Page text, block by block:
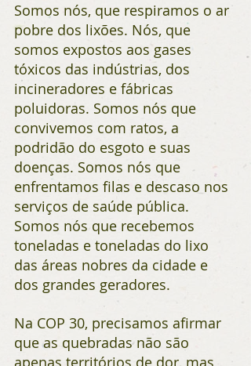
Somos nós, que respiramos o ar
pobre dos lixões. Nós, que
somos expostos aos gases
tóxicos das indústrias, dos
incineradores e fábricas
poluidoras. Somos nós que
convivemos com ratos, a
podridão do esgoto e suas
doenças. Somos nós que
enfrentamos filas e descaso nos
serviços de saúde pública.
Somos nós que recebemos
toneladas e toneladas do lixo
das áreas nobres da cidade e
dos grandes geradores.
Na COP 30, precisamos afirmar
que as quebradas não são